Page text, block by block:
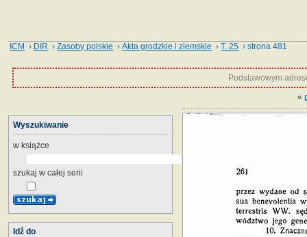
ICM › DIR ›Zasoby polskie ›Akta grodzkie i ziemskie ›T. 25 › strona 481
Podstawowym
«
Wyszukiwanie
w książce
szukaj w całej serii
Idź do